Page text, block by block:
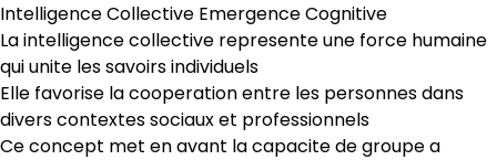
Intelligence Collective Emergence Cognitive
La intelligence collective represente une force humaine
qui unite les savoirs individuels
Elle favorise la cooperation entre les personnes dans
divers contextes sociaux et professionnels
Ce concept met en avant la capacite de groupe a